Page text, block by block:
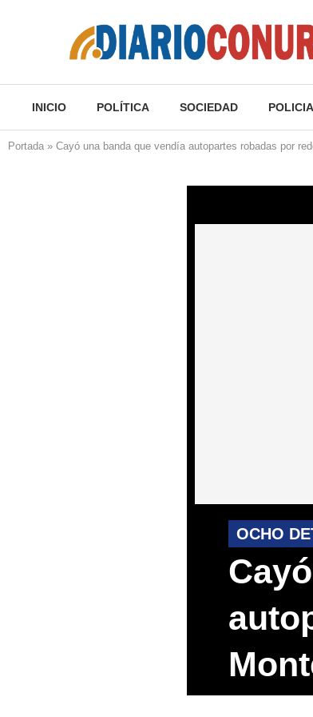
INICIO POLÍTICA SOCIEDAD
Portada » Cayó una banda que vendía autopartes robadas por
OCHO